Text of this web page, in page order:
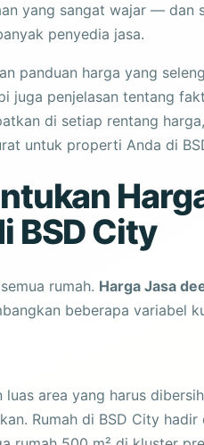
yang sangat wajar — dan
penyedia jasa.
panduan harga yang
juga penjelasan tentang
di setiap rentang
untuk properti Anda di
BSD City
rumah. Harga Jasa
beberapa variabel
area yang harus
Rumah di BSD City